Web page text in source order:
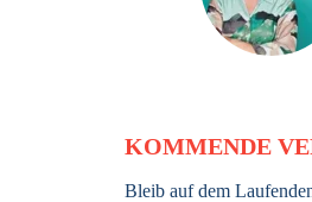
KOMMENDE
Bleib auf dem